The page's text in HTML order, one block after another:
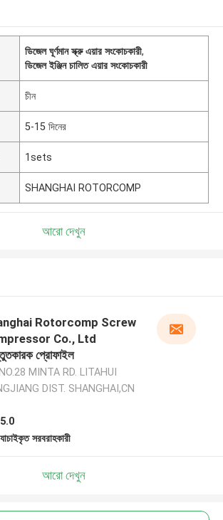
ডিজেল ঘূর্ণমান স্ক্রু এয়ার সংকোচকারী,
ডিজেল ইঞ্জিন চালিত এয়ার সংকোচকারী
চীন
5-15 দিনের
1sets
SHANGHAI ROTORCOMP
আরো দেখুন
Rotorcomp Screw
Co., Ltd
প্রোফাইল
NO.28 MINTA RD. LITAHUI
DIST. SHANGHAI,CN
5.0
যাচাইকৃত সরবরাহকারী
আরো দেখুন